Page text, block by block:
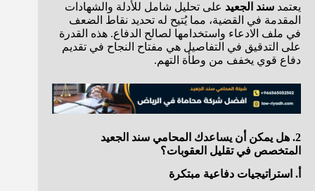
يعتمد سند الجعيد على تحليل شامل للأدلة والشهادات
المقدمة في القضية، مما يُتيح له تحديد نقاط الضعف
في ملف الادعاء واستخدامها لصالح الدفاع. هذه القدرة
على التدقيق في التفاصيل هي مفتاح النجاح في تقديم
دفاع قوي يخفف من وطأة التهم.
2. هل يمكن أن يساعدك المحامي سند الجعيد
المتخصص في تقليل العقوبات؟
أ. استراتيجيات دفاعية مبتكرة